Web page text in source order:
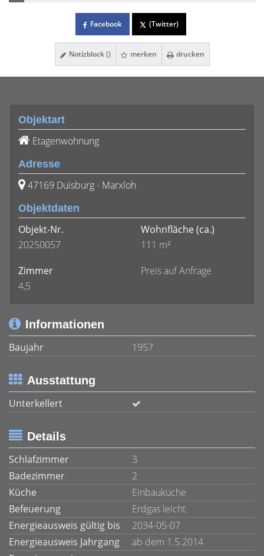
Facebook (Twitter)
Notizblock () merken drucken
Objektart
Etagenwohnung
Adresse
47169 Duisburg - Marxloh
Objektdaten
Objekt-Nr.
20250057
Wohnfläche (ca.)
111 m²
Zimmer
4,5
Preis auf Anfrage
Informationen
Baujahr
1957
Ausstattung
Unterkellert
Details
Schlafzimmer
3
Badezimmer
2
Küche
Einbauküche
Befeuerung
Erdgas leicht
Energieausweis gültig bis
2034-05-07
Energieausweis Jahrgang
ab dem 1.5.2014